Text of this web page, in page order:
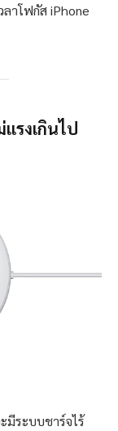
าโฟกัส iPhone
แรงเกินไป
มีระบบชาร์จไร้